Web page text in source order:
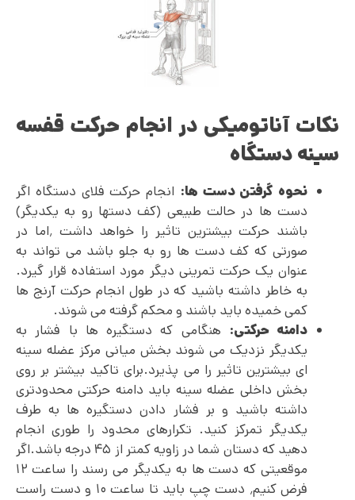
نکات آناتومیکی در انجام حرکت قفسه
سینه دستگاه
نحوه گرفتن دست ها: انجام حرکت فلای دستگاه اگر
دست ها در حالت طبیعی (کف دستها رو به یکدیگر)
باشند حرکت بیشترین تاثیر را خواهد داشت ٬اما در
صورتی که کف دست ها رو به جلو باشد می تواند به
عنوان یک حرکت تمرینی دیگر مورد استفاده قرار گیرد.
به خاطر داشته باشید که در طول انجام حرکت آرنج ها
کمی خمیده باید باشند و محکم گرفته می شوند.
دامنه حرکتی: هنگامی که دستگیره ها با فشار به
یکدیگر نزدیک می شوند بخش میانی مرکز عضله سینه
ای بیشترین تاثیر را می پذیرد.برای تاکید بیشتر بر روی
بخش داخلی عضله سینه باید دامنه حرکتی محدودتری
داشته باشید و بر فشار دادن دستگیره ها به طرف
یکدیگر تمرکز کنید. تکرارهای محدود را طوری انجام
دهید که دستان شما در زاویه کمتر از ۴۵ درجه باشد.اگر
موقعیتی که دست ها به یکدیگر می رسند را ساعت ۱۲
فرض کنیم٬ دست چپ باید تا ساعت ۱۰ و دست راست